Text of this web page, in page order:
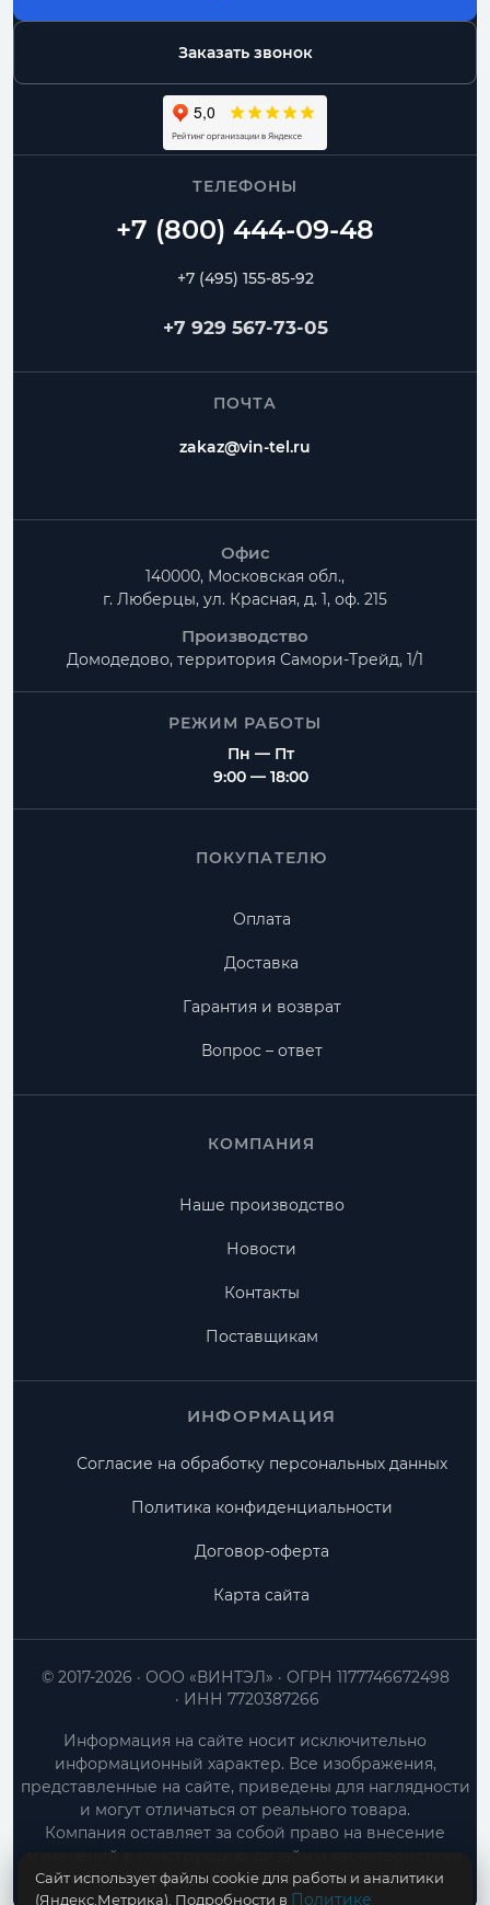
Заказать звонок
ТЕЛЕФОНЫ
+7 (495) 155-85-92
+7 929 567-73-05
ПОЧТА
zakaz@vin-tel.ru
Офис
140000, Московская обл.,
г. Люберцы, ул. Красная, д. 1, оф. 215
Производство
Домодедово, территория Самори-Трейд, 1/1
РЕЖИМ РАБОТЫ
Пн — Пт
9:00 — 18:00
ПОКУПАТЕЛЮ
Оплата
Доставка
Гарантия и возврат
Вопрос – ответ
КОМПАНИЯ
Наше производство
Новости
Контакты
Поставщикам
ИНФОРМАЦИЯ
Согласие на обработку персональных данных
Политика конфиденциальности
Договор-оферта
Карта сайта
ООО «ВИНТЭЛ»
ОГРН 1177746672498
ИНН 7720387266
© 2017-2026
Информация на сайте носит исключительно
информационный характер. Все изображения,
представленные на сайте, приведены для наглядности
и могут отличаться от реального товара.
Компания оставляет за собой право на внесение
изменений в конструкцию, дизайн и характеристики
товара без предварительного уведомления.
Сайт использует файлы cookie для работы и аналитики
(Яндекс.Метрика). Подробности в Политике